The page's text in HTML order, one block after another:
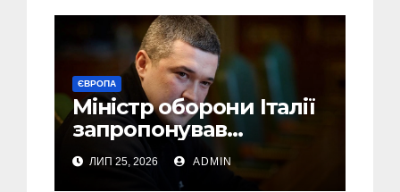
ЄВРОПА
Міністр оборони Італії
запропонував
Федорову стати його
радником
ЛИП 25, 2026 ADMIN